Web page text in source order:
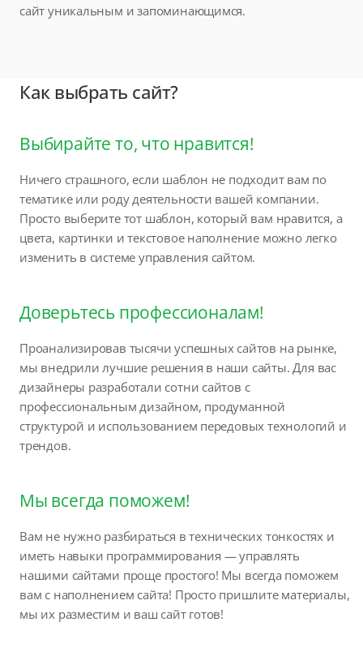
сайт уникальным и запоминающимся.
Как выбрать сайт?
Выбирайте то, что нравится!
Ничего страшного, если шаблон не подходит вам по
тематике или роду деятельности вашей компании.
Просто выберите тот шаблон, который вам нравится, а
цвета, картинки и текстовое наполнение можно легко
изменить в системе управления сайтом.
Доверьтесь профессионалам!
Проанализировав тысячи успешных сайтов на рынке,
мы внедрили лучшие решения в наши сайты. Для вас
дизайнеры разработали сотни сайтов с
профессиональным дизайном, продуманной
структурой и использованием передовых технологий и
трендов.
Мы всегда поможем!
Вам не нужно разбираться в технических тонкостях и
иметь навыки программирования — управлять
нашими сайтами проще простого! Мы всегда поможем
вам с наполнением сайта! Просто пришлите материалы,
мы их разместим и ваш сайт готов!